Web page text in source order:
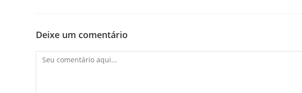
Deixe um comentário